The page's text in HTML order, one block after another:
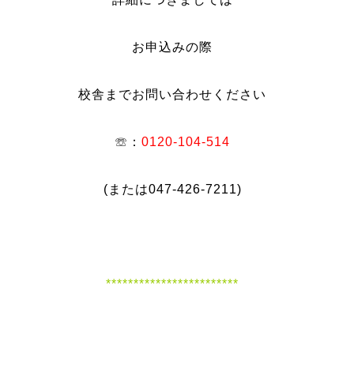
お申込みの際
校舎までお問い合わせください
☏：0120-104-514
(または047-426-7211)
************************